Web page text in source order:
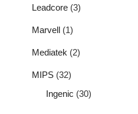
Leadcore (3)
Marvell (1)
Mediatek (2)
MIPS (32)
Ingenic (30)